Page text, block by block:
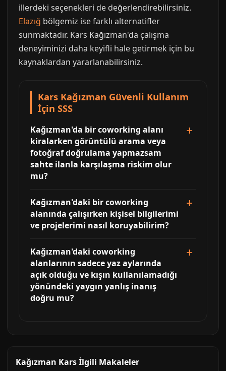
illerdeki seçenekleri de değerlendirebilirsiniz.
Elazığ bölgemiz ise farklı alternatifler
sunmaktadır. Kars Kağızman'da çalışma
deneyiminizi daha keyifli hale getirmek için bu
kaynaklardan yararlanabilirsiniz.
Kars Kağızman Güvenli Kullanım
İçin SSS
Kağızman'da bir coworking alanı
kiralarken görüntülü arama veya
fotoğraf doğrulama yapmazsam
sahte ilanla karşılaşma riskim olur
mu?
Kağızman'daki bir coworking
alanında çalışırken kişisel bilgilerimi
ve projelerimi nasıl koruyabilirim?
Kağızman'daki coworking
alanlarının sadece yaz aylarında
açık olduğu ve kışın kullanılamadığı
yönündeki yaygın yanlış inanış
doğru mu?
Kağızman Kars İlgili Makaleler